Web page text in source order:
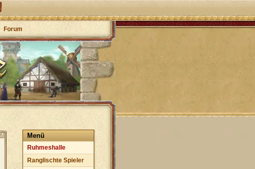
Forum
Menü
Ruhmeshalle
Ranglischte Spieler